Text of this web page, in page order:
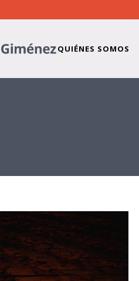
QUIÉNES SOMOS